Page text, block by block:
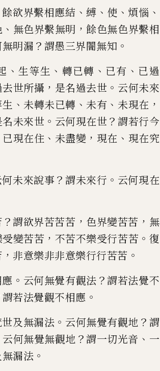
餘欲界繫相應結 、 縛 、 使 、 煩惱 、
、 無色界繫無明 ，餘色無色界繫相
明漏 ？ 謂愚三界闇無知 。
、生等生 、 轉已轉 、 已有 、 已過
去世所攝 ， 是名過去世 。 云何未來
、 未轉未已轉 、 未有 、 未現在 ，
名未來世 。 云何現在世？謂若行今
已現在住 、 未盡變 ， 現在 、 現在究
何未來說事？ 謂未來行 。 云何現在
？謂欲界苦苦苦 ， 色界變苦苦 ， 無
受變苦苦 ， 不苦不樂受行苦苦 。 復
， 非意樂非非意樂行行苦苦 。
。 云何無覺有觀法 ？謂若法覺不
謂若法覺觀不相應 。
及無漏法 。 云何無覺有觀地 ？ 謂
云何無覺無觀地 ？謂一切光音 、 一
無漏法 。